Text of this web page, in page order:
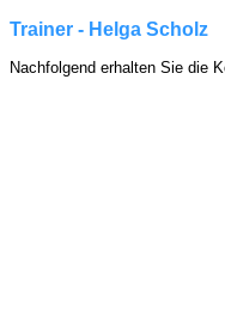
Trainer - Helga Scholz
Nachfolgend erhalten Sie die